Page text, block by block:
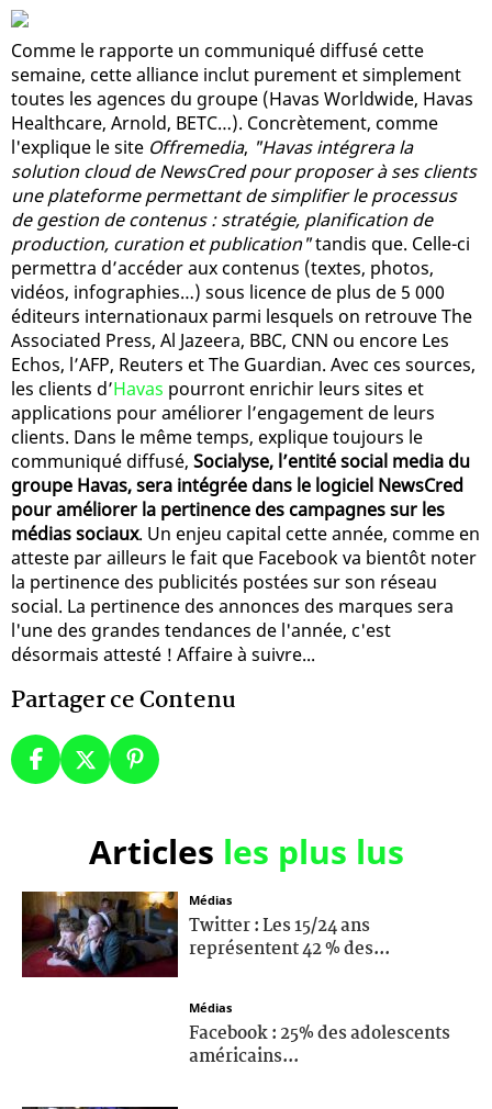
Comme le rapporte un communiqué diffusé cette
semaine, cette alliance inclut purement et simplement
toutes les agences du groupe (Havas Worldwide, Havas
Healthcare, Arnold, BETC…). Concrètement, comme
l'explique le site Offremedia, "Havas intégrera la
solution cloud de NewsCred pour proposer à ses clients
une plateforme permettant de simplifier le processus
de gestion de contenus : stratégie, planification de
production, curation et publication"tandis que. Celle-ci
permettra d’accéder aux contenus (textes, photos,
vidéos, infographies…) sous licence de plus de 5 000
éditeurs internationaux parmi lesquels on retrouve The
Associated Press, Al Jazeera, BBC, CNN ou encore Les
Echos, l’AFP, Reuters et The Guardian. Avec ces sources,
les clients d’Havas pourront enrichir leurs sites et
applications pour améliorer l’engagement de leurs
clients. Dans le même temps, explique toujours le
communiqué diffusé, Socialyse, l’entité social media du
groupe Havas, sera intégrée dans le logiciel NewsCred
pour améliorer la pertinence des campagnes sur les
médias sociaux. Un enjeu capital cette année, comme en
atteste par ailleurs le fait que Facebook va bientôt noter
la pertinence des publicités postées sur son réseau
social. La pertinence des annonces des marques sera
l'une des grandes tendances de l'année, c'est
désormais attesté ! Affaire à suivre...
Partager ce Contenu
Articles les plus lus
Médias
Twitter : Les 15/24 ans
représentent 42 % des...
Médias
Facebook : 25% des adolescents
américains...